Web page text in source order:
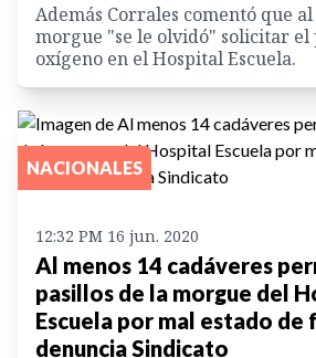
Además Corrales comentó que
morgue "se le olvidó" solicitar el
oxígeno en el Hospital Escuela.
NACIONALES
12:32 PM 16 jun. 2020
Al menos 14 cadáveres
pasillos de la morgue del
Escuela por mal estado de
denuncia Sindicato